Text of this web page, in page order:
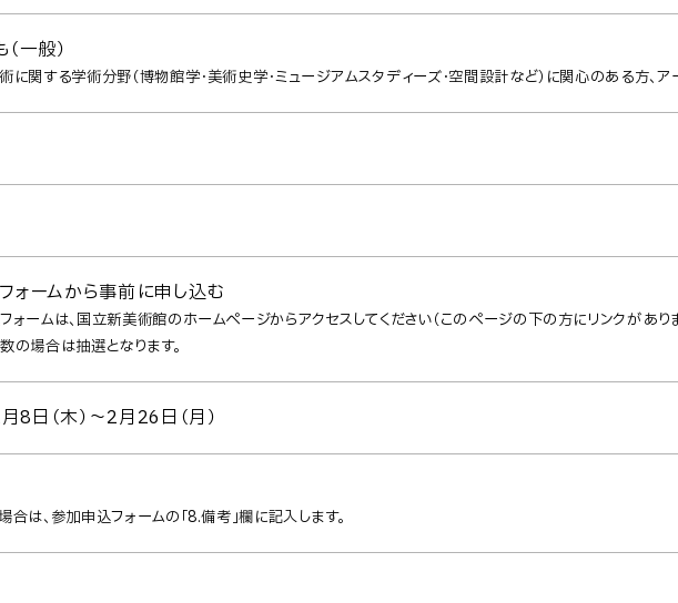
一般）
に関する学術分野（博物館学・美術史学・ミュージアムスタディーズ・空間設計など）に関心のある方
ォームから事前に申し込む
ームは、国立新美術館のホームページからアクセスしてください（このページの下の方にリンクがありま
の場合は抽選となります。
8日（木）～2月26日（月）
は、参加申込フォームの「8.備考」欄に記入します。